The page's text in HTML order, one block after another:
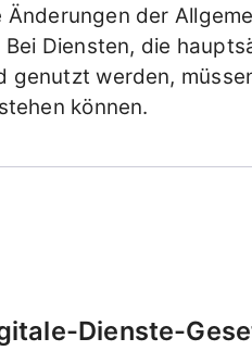
der
Diensten, die
werden,
können.
Dienste-